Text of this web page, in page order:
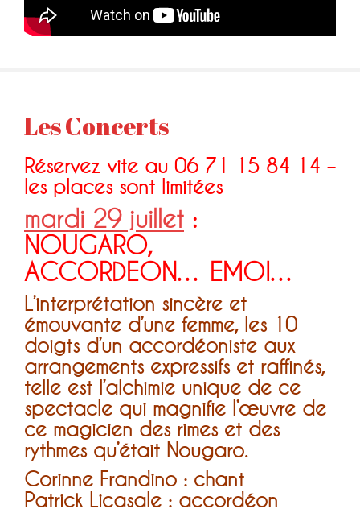
Les Concerts
Réservez vite au 06 71 15 84 14 –
les places sont limitées
mardi 29 juillet :
NOUGARO,
ACCORDEON… EMOI…
L’interprétation sincère et
émouvante d’une femme, les 10
doigts d’un accordéoniste aux
arrangements expressifs et raffinés,
telle est l’alchimie unique de ce
spectacle qui magnifie l’œuvre de
ce magicien des rimes et des
rythmes qu’était Nougaro.
Corinne Frandino : chant
Patrick Licasale : accordéon